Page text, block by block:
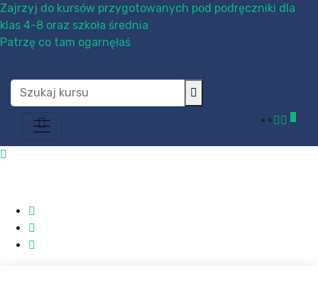
Zajrzyj do kursów przygotowanych pod podręczniki dla
klas 4-8 oraz szkoła średnia
Patrzę co tam ogarnęłaś